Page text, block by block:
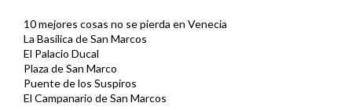
10 mejores cosas no se pierda en Venecia
La Basílica de San Marcos
El Palacio Ducal
Plaza de San Marco
Puente de los Suspiros
El Campanario de San Marcos